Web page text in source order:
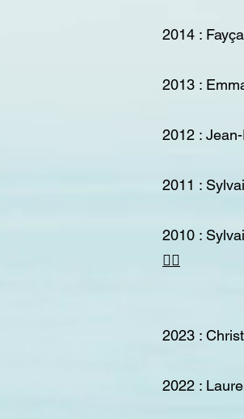
2014 :
2013 :
2012 :
2011 :
2010 :

2023 :
2022 :